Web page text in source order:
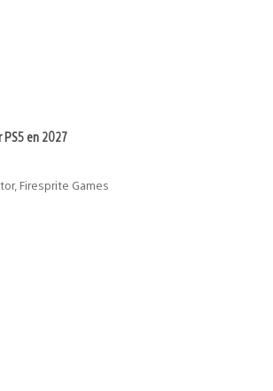
en 2027
Firesprite Games